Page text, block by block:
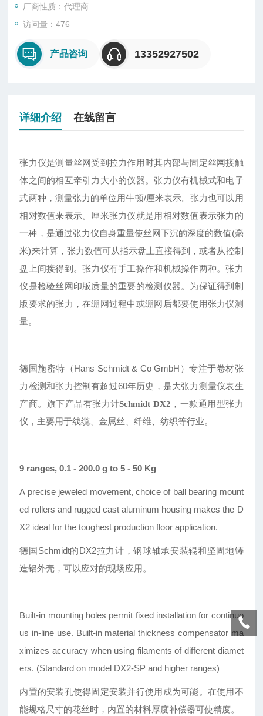
厂商性质：代理商
访问量：476
产品咨询 13352927502
详细介绍 在线留言
张力仪是测量丝网受到拉力作用时其内部与固定丝网接触
体之间的相互牵引力大小的仪器。张力仪有机械式和电子
式两种，测量张力的单位用牛顿/厘米表示。张力也可以用
相对数值来表示。厘米张力仪就是用相对数值表示张力的
一种，是通过张力仪自身重量使丝网下沉的深度的数值(毫
米)来计算，张力数值可从指示盘上直接得到，或者从控制
盘上间接得到。张力仪有手工操作和机械操作两种。张力
仪是检验丝网印版质量的重要的检测仪器。为保证得到制
版要求的张力，在绷网过程中或绷网后都要使用张力仪测
量。
德国施密特（Hans Schmidt& Co GmbH ）专注于卷材张
力检测和张力控制有超过60年历史，是大张力测量仪表生
产商。 旗下产品有张力计Schmidt DX2 ，一款通用型张力
仪，主要用于线缆、金属丝、纤维、纺织等行业。
9 ranges, 0.1 - 200.0 g to 5 - 50 Kg
A precise jeweled movement, choice of ball bearing mount
ed rollers and rugged cast aluminum housing makes the D
X2 ideal for the toughest production floor application.
德国Schmidt的DX2拉力计，钢球轴承安装辊和坚固地铸
造铝外壳，可以应对的现场应用。
Built-in mounting holes permit fixed installation for continuo
us in-line use. Built-in material thickness compensator ma
ximizes accuracy when using filaments of different diamet
ers. (Standard on model DX2-SP and higher ranges)
内置的安装孔使得固定安装并行使用成为可能。在使用不
能规格尺寸的花丝时，内置的材料厚度补偿器可使精度。